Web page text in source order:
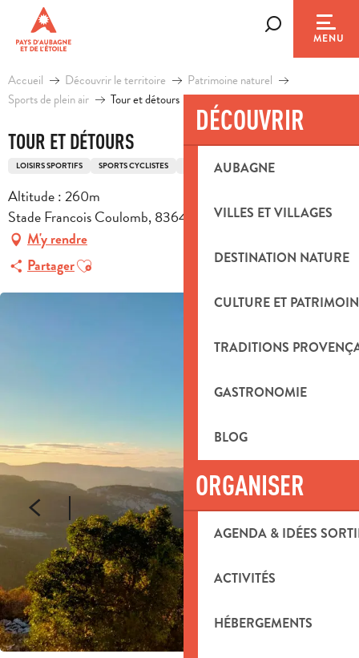
contenu
principal
MENU
DÉCOUVRIR
AUBAGNE
VILLES ET VILLAGES
DESTINATION NATURE
CULTURE ET
TRADITIONS
GASTRONOMIE
BLOG
ORGANISER
AGENDA & IDÉES
ACTIVITÉS
HÉBERGEMENTS
Accueil Découvrir le territoire
Patrimoine naturel
Sports de plein air
Tour et détours
TOUR ET DÉTOURS
LOISIRS SPORTIFS SPORTS CYCLISTES ITINÉRAIRE VTT
Altitude : 260m
Stade Francois Coulomb, 83640 Saint-Zacharie
M'y rendre
PartagerAjouter aux favoris